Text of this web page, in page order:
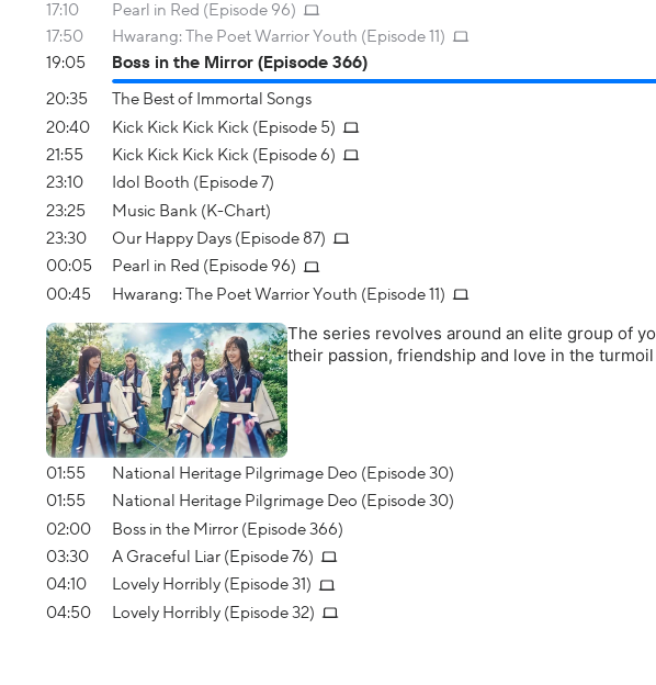
17:10
Pearl in Red (Episode 96)
17:50
Hwarang: The Poet Warrior Youth (Episode 11)
19:05
Boss in the Mirror (Episode 366)
20:35
The Best of Immortal Songs
20:40
Kick Kick Kick Kick (Episode 5)
21:55
Kick Kick Kick Kick (Episode 6)
23:10
Idol Booth (Episode 7)
23:25
Music Bank (K-Chart)
23:30
Our Happy Days (Episode 87)
00:05
Pearl in Red (Episode 96)
00:45
Hwarang: The Poet Warrior Youth (Episode 11)
The series revolves around an elite group of
their passion, friendship and love in the
01:55
National Heritage Pilgrimage Deo (Episode 30)
01:55
National Heritage Pilgrimage Deo (Episode 30)
02:00
Boss in the Mirror (Episode 366)
03:30
A Graceful Liar (Episode 76)
04:10
Lovely Horribly (Episode 31)
04:50
Lovely Horribly (Episode 32)